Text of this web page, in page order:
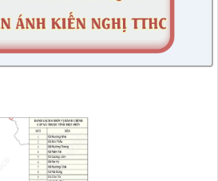
họp tháng 07/2023 của Thường
XXI nhiệm kỳ 2021-2026
2021 - 2026 tại các huyện thuộc